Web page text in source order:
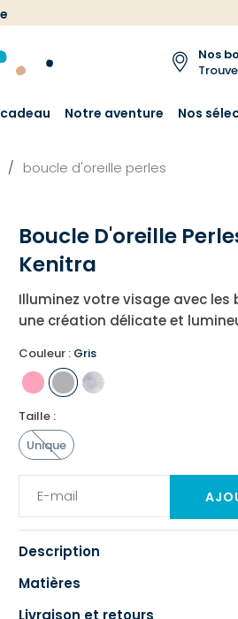
Nos
Notre aventure Nos
boucle d'oreille perles
Boucle D'oreille
Kenitra
Illuminez votre visage avec les
une création délicate et
Couleur : Gris
Taille :
Unique
Description
Matières